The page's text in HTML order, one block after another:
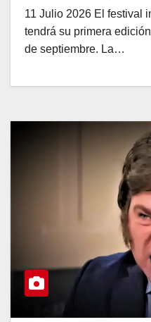
11 Julio 2026 El festival
tendrá su primera
de septiembre. La…